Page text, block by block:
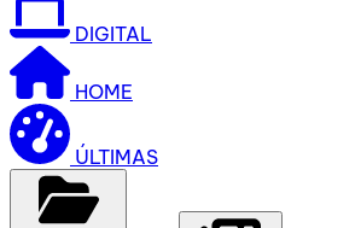
DIGITAL
HOME
ÚLTIMAS